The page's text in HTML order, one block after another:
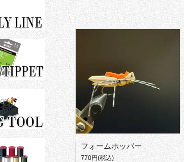
フォームホッパー
770円(税込)